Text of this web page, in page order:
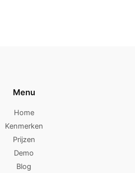
Menu
Home
Kenmerken
Prijzen
Demo
Blog